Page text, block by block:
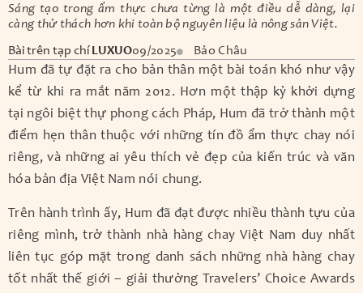
Sáng tạo trong ẩm thực chưa từng là một điều dễ dàng, lại
càng thử thách hơn khi toàn bộ nguyên liệu là nông sản Việt.
Bài trên tạp chí LUXUO09/2025 Bảo Châu
Hum đã tự đặt ra cho bản thân một bài toán khó như vậy
kể từ khi ra mắt năm 2012. Hơn một thập kỷ khởi dựng
tại ngôi biệt thự phong cách Pháp, Hum đã trở thành một
điểm hẹn thân thuộc với những tín đồ ẩm thực chay nói
riêng, và những ai yêu thích vẻ đẹp của kiến trúc và văn
hóa bản địa Việt Nam nói chung.
Trên hành trình ấy, Hum đã đạt được nhiều thành tựu của
riêng mình, trở thành nhà hàng chay Việt Nam duy nhất
liên tục góp mặt trong danh sách những nhà hàng chay
tốt nhất thế giới – giải thưởng Travelers’ Choice Awards